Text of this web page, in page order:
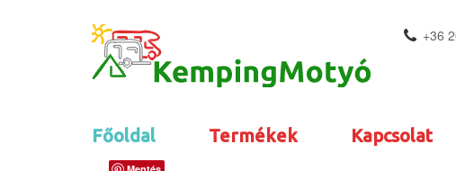
+36
Főoldal Termékek Kapcsolat